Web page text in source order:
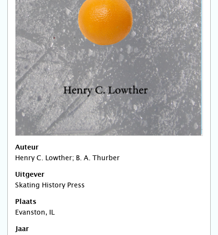
Auteur
Henry C. Lowther; B. A. Thurber
Uitgever
Skating History Press
Plaats
Evanston, IL
Jaar